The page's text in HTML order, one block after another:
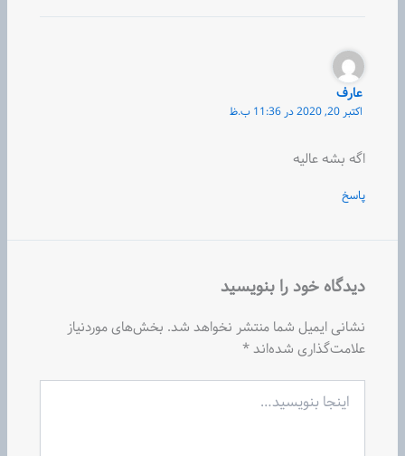
عارف
اکتبر 20, 2020 در 11:36 ب.ظ
اگه بشه عالیه
پاسخ
دیدگاه‌ خود را بنویسید
نشانی ایمیل شما منتشر نخواهد شد. بخش‌های موردنیاز
علامت‌گذاری شده‌اند*
بنویسید…